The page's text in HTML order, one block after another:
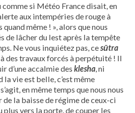
comme si Météo France disait, en
aux intempéries de rouge à
même ! », alors que nous
de lâcher du lest après la tempête
Ne vous inquiétez pas, ce sūtra
des travaux forcés à perpétuité ! Il
d’une accalmie desklesha , ni
la vie est belle, c’est même
en même temps que nous nous
la baisse de régime de ceux-ci
plus vers la porte, de couper les